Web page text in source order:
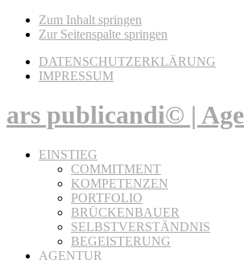
Zum Inhalt springen
Zur Seitenspalte springen
DATENSCHUTZERKLÄRUNG
IMPRESSUM
ars publicandi© |
EINSTIEG
COMMITMENT
KOMPETENZEN
PORTFOLIO
BRÜCKENBAUER
SELBSTVERSTÄNDNIS
BEGEISTERUNG
AGENTUR